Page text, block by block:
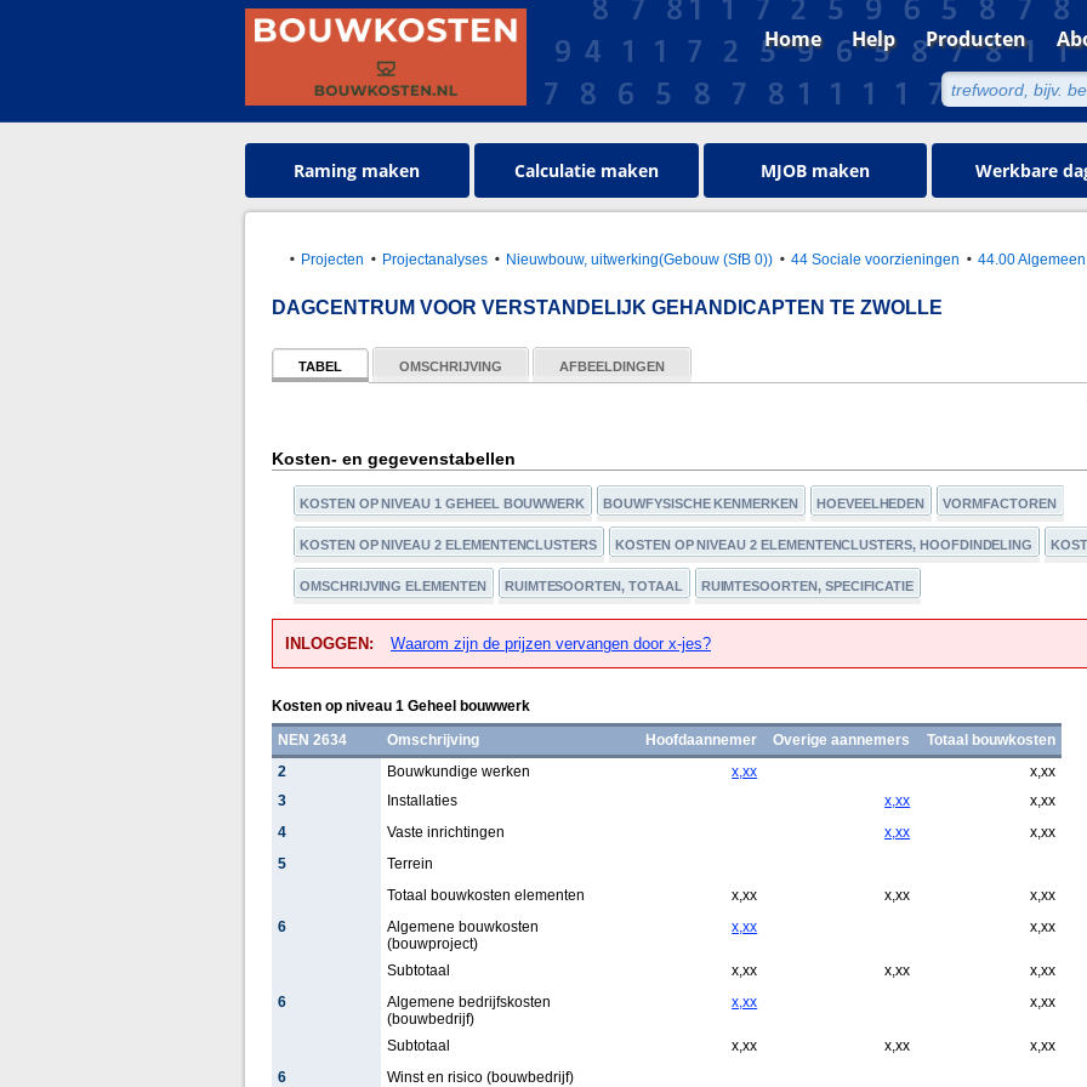
Home Help Producten
Raming maken Calculatie maken MJOB maken Werkbare
Projecten Projectanalyses Nieuwbouw, uitwerking(Gebouw (SfB 0)) 44 Sociale voorzieningen 44.00 Algemeen
DAGCENTRUM VOOR VERSTANDELIJK GEHANDICAPTEN TE ZWOLLE
TABEL OMSCHRIJVING
AFBEELDINGEN
Kosten- en gegevenstabellen
KOSTEN OP NIVEAU 1 GEHEEL BOUWWERK BOUWFYSISCHE KENMERKEN HOEVEELHEDEN VORMFACTOREN
KOSTEN OP NIVEAU 2 ELEMENTENCLUSTERS KOSTEN OP NIVEAU 2 ELEMENTENCLUSTERS, HOOFDINDELING
OMSCHRIJVING ELEMENTEN RUIMTESOORTEN, TOTAAL RUIMTESOORTEN, SPECIFICATIE
INLOGGEN: Waarom zijn de prijzen vervangen door x-jes?
Kosten op niveau 1 Geheel bouwwerk
NEN 2634
Omschrijving Hoofdaannemer Overige aannemers
Totaal bouwkosten
2
Bouwkundige werken x,xx
x,xx
3
Installaties x,xx
x,xx
4
Vaste inrichtingen x,xx
x,xx
5
Terrein
Totaal bouwkosten elementen
x,xx x,xx
x,xx
6
Algemene bouwkosten
(bouwproject)
x,xx x,xx
Subtotaal x,xx x,xx
x,xx
6
Algemene bedrijfskosten
(bouwbedrijf)
x,xx x,xx
Subtotaal x,xx x,xx
x,xx
6
Winst en risico (bouwbedrijf)